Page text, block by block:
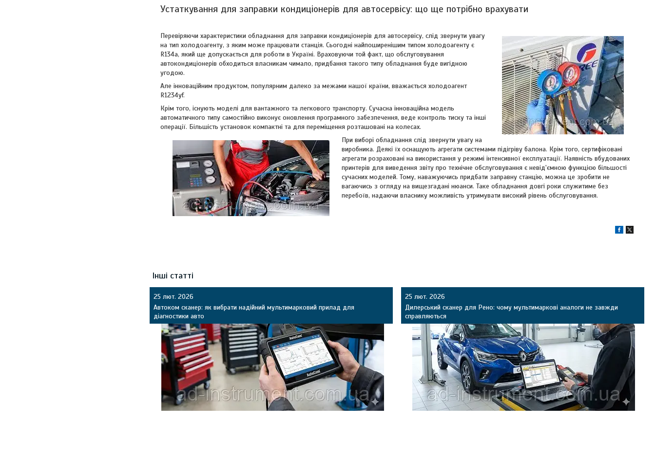
Устаткування для заправки кондиціонерів для автосервісу: що ще потрібно врахувати
Перевіряючи характеристики обладнання для заправки кондиціонерів для автосервісу, слід звернути увагу
на тип холодоагенту, з яким може працювати станція. Сьогодні найпоширенішим типом холодоагенту є
R134а, який ще допускається для роботи в Україні. Враховуючи той факт, що обслуговування
автокондиціонерів обходиться власникам чимало, придбання такого типу обладнання буде вигідною
угодою.
Але інноваційним продуктом, популярним далеко за межами нашої країни, вважається холодоагент
R1234yf.
Крім того, існують моделі для вантажного та легкового транспорту. Сучасна інноваційна модель
автоматичного типу самостійно виконує оновлення програмного забезпечення, веде контроль тиску та інші
операції. Більшість установок компактні та для переміщення розташовані на колесах.
При виборі обладнання слід звернути увагу на
виробника. Деякі їх оснащують агрегати системами підігріву балона. Крім того, сертифіковані
агрегати розраховані на використання у режимі інтенсивної експлуатації. Наявність вбудованих
принтерів для виведення звіту про технічне обслуговування є невід'ємною функцією більшості
сучасних моделей. Тому, наважуючись придбати заправну станцію, можна це зробити не
вагаючись з огляду на вищезгадані нюанси. Таке обладнання довгі роки служитиме без
перебоїв, надаючи власнику можливість утримувати високий рівень обслуговування.
Інші статті
25 лют. 2026
Автоком сканер: як вибрати надійний мультимарковий прилад для
діагностики авто
25 лют. 2026
Дилерський сканер для Рено: чому мультимаркові аналоги не завжди
справляються